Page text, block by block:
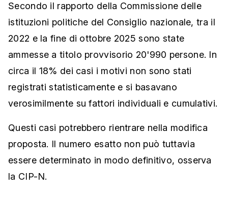
Secondo il rapporto della Commissione delle
istituzioni politiche del Consiglio nazionale, tra il
2022 e la fine di ottobre 2025 sono state
ammesse a titolo provvisorio 20'990 persone. In
circa il 18% dei casi i motivi non sono stati
registrati statisticamente e si basavano
verosimilmente su fattori individuali e cumulativi.
Questi casi potrebbero rientrare nella modifica
proposta. Il numero esatto non può tuttavia
essere determinato in modo definitivo, osserva
la CIP-N.